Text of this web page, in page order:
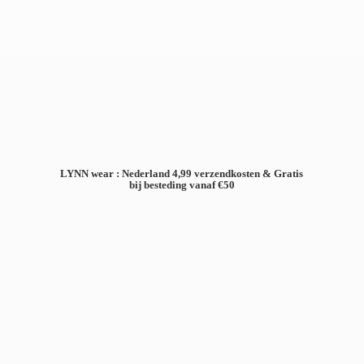
LYNN wear : Nederland 4,99 verzendkosten & Gratis
bij besteding vanaf €50